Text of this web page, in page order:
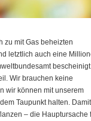
zu mit Gas beheizten
letztlich auch eine
Wir brauchen keine
wir können mit unserem
Taupunkt halten. Damit
– die Hauptursache